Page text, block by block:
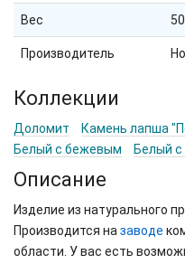
Вес
Производитель
Коллекции
Доломит Камень лапша
Белый с бежевым
Белый
Описание
Изделие из натурального
Производится на заводе
области. У вас есть